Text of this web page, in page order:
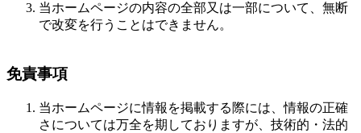
当ホームページの内容の全部又は一部について、無断
で改変を行うことはできません。
免責事項
当ホームページに情報を掲載する際には、情報の正確
さについては万全を期しておりますが、技術的・法的